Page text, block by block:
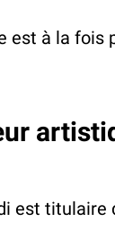
est à la
est